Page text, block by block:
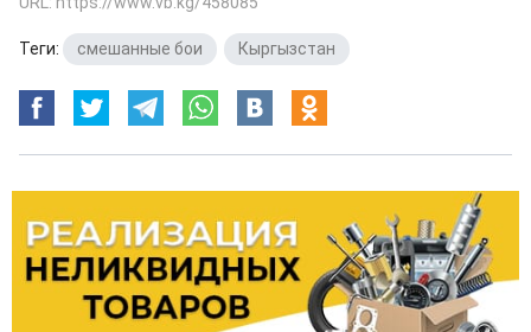
Теги: смешанные бои Кыргызстан